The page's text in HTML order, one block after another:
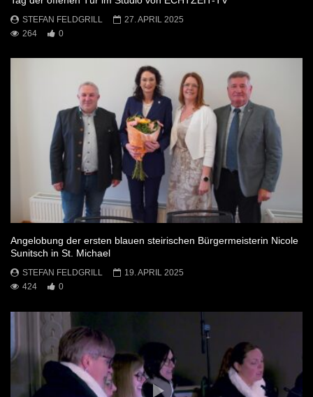
STEFAN FELDGRILL
27. APRIL 2025
264
0
Angelobung der ersten blauen steirischen Bürgermeisterin Nicole
Sunitsch in St. Michael
STEFAN FELDGRILL
19. APRIL 2025
424
0